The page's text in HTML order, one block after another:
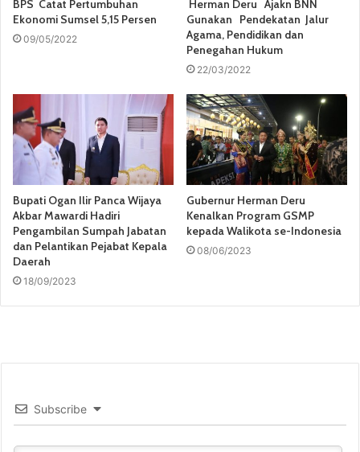
BPS Catat Pertumbuhan
Ekonomi Sumsel 5,15 Persen
09/05/2022
Herman Deru Ajakn BNN
Gunakan Pendekatan Jalur
Agama, Pendidikan dan
Penegahan Hukum
22/03/2022
Bupati Ogan Ilir Panca Wijaya
Akbar Mawardi Hadiri
Pengambilan Sumpah Jabatan
dan Pelantikan Pejabat Kepala
Daerah
18/09/2023
Gubernur Herman Deru
Kenalkan Program GSMP
kepada Walikota se-Indonesia
08/06/2023
Subscribe